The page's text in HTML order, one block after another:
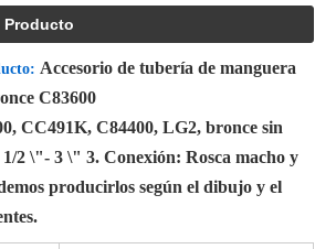
Producto
: Accesorio de tubería de manguera
C83600
CC491K, C84400, LG2, bronce sin
2 \"- 3 \" 3. Conexión: Rosca macho y
producirlos según el dibujo y el